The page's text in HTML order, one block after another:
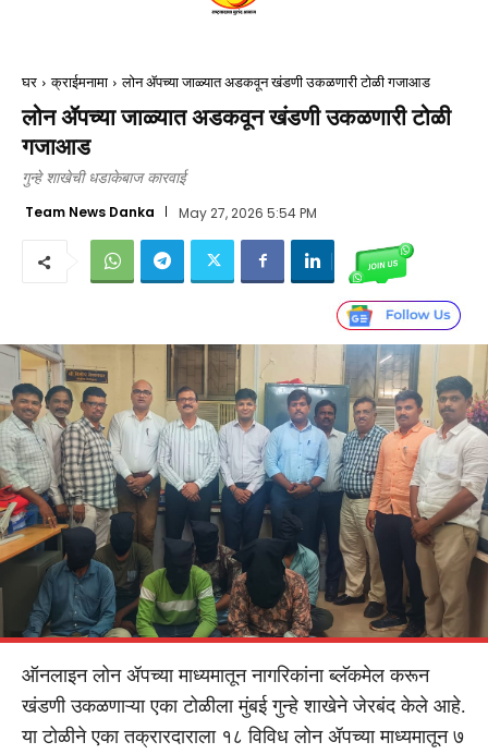
घर क्राईमनामा लोन ॲपच्या जाळ्यात अडकवून खंडणी उकळणारी टोळी गजाआड
लोन ॲपच्या जाळ्यात अडकवून खंडणी उकळणारी टोळी
गजाआड
गुन्हे शाखेची धडाकेबाज कारवाई
Team News Danka May 27, 2026 5:54 PM
ऑनलाइन लोन ॲपच्या माध्यमातून नागरिकांना ब्लॅकमेल करून
खंडणी उकळणाऱ्या एका टोळीला मुंबई गुन्हे शाखेने जेरबंद केले आहे.
या टोळीने एका तक्रारदाराला १८ विविध लोन ॲपच्या माध्यमातून ७